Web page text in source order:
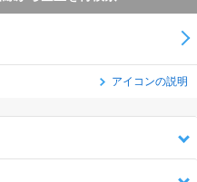
アイコンの説明